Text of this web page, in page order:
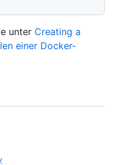
unter Creating a
einer Docker-